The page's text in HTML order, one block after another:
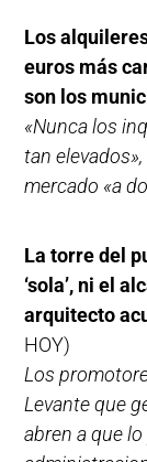
Los
euros más
son los
«Nunca los
tan
mercado «a
La torre del
‘sola’, ni el
arquitecto
HOY)
Los
Levante que
abren a que